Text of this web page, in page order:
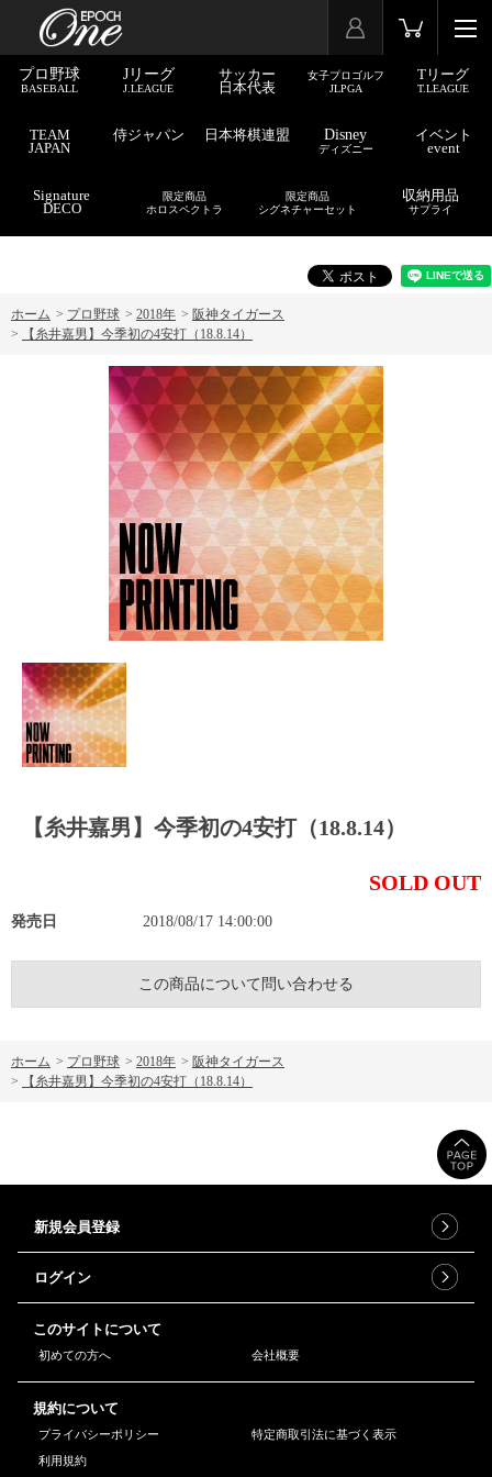
プロ野球
BASEBALL
Jリーグ
J.LEAGUE
サッカー
日本代表
女子プロゴルフ
JLPGA
Tリーグ
T.LEAGUE
TEAM
JAPAN
侍ジャパン 日本将棋連盟 Disney
ディズニー
イベント
event
Signature
DECO
限定商品
ホロスペクトラ
限定商品
シグネチャーセット
収納用品
サプライ
ホーム > プロ野球 > 2018年 > 阪神タイガース
>
【糸井嘉男】今季初の4安打（18.8.14）
【糸井嘉男】今季初の4安打（18.8.14）
SOLD OUT
発売日 2018/08/17 14:00:00
この商品について問い合わせる
ホーム > プロ野球 > 2018年 > 阪神タイガース
>
【糸井嘉男】今季初の4安打（18.8.14）
新規会員登録
ログイン
このサイトについて
初めての方へ 会社概要
規約について
プライバシーポリシー
特定商取引法に基づく表示
利用規約